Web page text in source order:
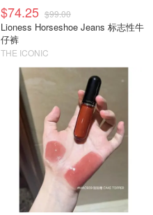
$74.25 $99.00
Lioness Horseshoe Jeans 标志性牛
仔裤
THE ICONIC